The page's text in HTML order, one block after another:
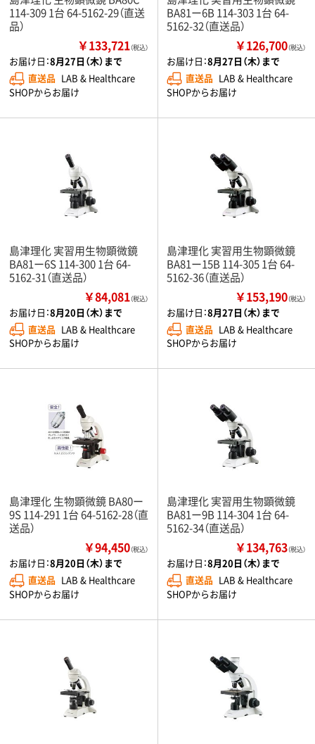
114-309 1台 64-5162-29（直送
品）
￥133,721（税込）
お届け日：8月27日（木）まで
直送品 LAB & Healthcare
SHOPからお届け
BA81ー6B 114-303 1台 64-
5162-32（直送品）
￥126,700（税込）
お届け日：8月27日（木）まで
直送品 LAB & Healthcare
SHOPからお届け
島津理化 実習用生物顕微鏡
BA81ー6S 114-300 1台 64-
5162-31（直送品）
￥84,081（税込）
お届け日：8月20日（木）まで
直送品 LAB & Healthcare
SHOPからお届け
島津理化 実習用生物顕微鏡
BA81ー15B 114-305 1台 64-
5162-36（直送品）
￥153,190（税込）
お届け日：8月27日（木）まで
直送品 LAB & Healthcare
SHOPからお届け
島津理化 生物顕微鏡 BA80ー
9S 114-291 1台 64-5162-28（直
送品）
￥94,450（税込）
お届け日：8月20日（木）まで
直送品 LAB & Healthcare
SHOPからお届け
島津理化 実習用生物顕微鏡
BA81ー9B 114-304 1台 64-
5162-34（直送品）
￥134,763（税込）
お届け日：8月20日（木）まで
直送品 LAB & Healthcare
SHOPからお届け